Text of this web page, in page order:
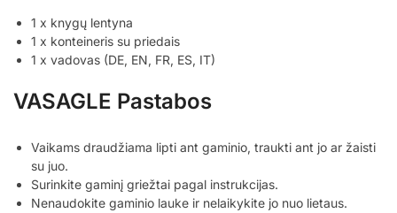
1 x knygų lentyna
1 x konteineris su priedais
1 x vadovas (DE, EN, FR, ES, IT)
VASAGLE Pastabos
Vaikams draudžiama lipti ant gaminio, traukti ant jo ar žaisti
su juo.
Surinkite gaminį griežtai pagal instrukcijas.
Nenaudokite gaminio lauke ir nelaikykite jo nuo lietaus.